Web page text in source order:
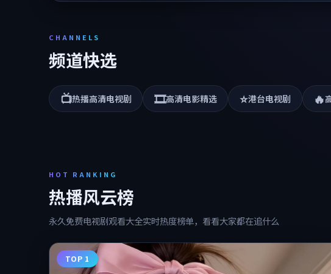
CHANNELS
频道快选
📺热播高清电视剧 🎞️高清电影精选 ⭐港台电视剧 🔥
HOT RANKING
热播风云榜
永久免费电视剧观看大全实时热度榜单，看看大家都在追什么
TOP 1